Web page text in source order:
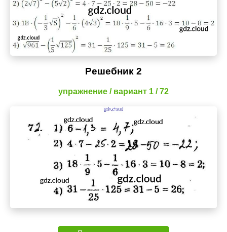
Решебник 2
упражнение / вариант 1 / 72